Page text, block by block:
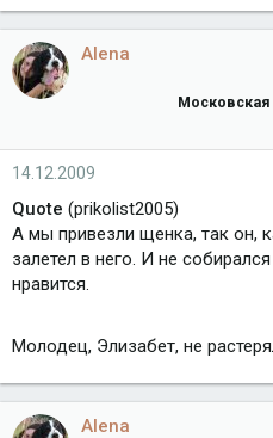
Alena
14.12.2009
Quote (prikolist2005)
А мы привезли щенка, так он,
залетел в него. И не
нравится.
Молодец, Элизабет, не
Alena